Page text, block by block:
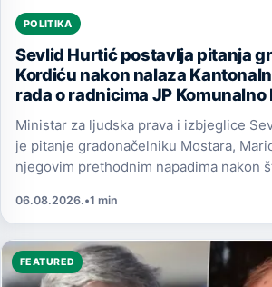
POLITIKA
Sevlid Hurtić postavlja pitanja
Kordiću nakon nalaza
rada o radnicima JP Komunalno
Ministar za ljudska prava i izbjeglice
je pitanje gradonačelniku Mostara,
njegovim prethodnim napadima nakon
06.08.2026.•1 min
FEATURED